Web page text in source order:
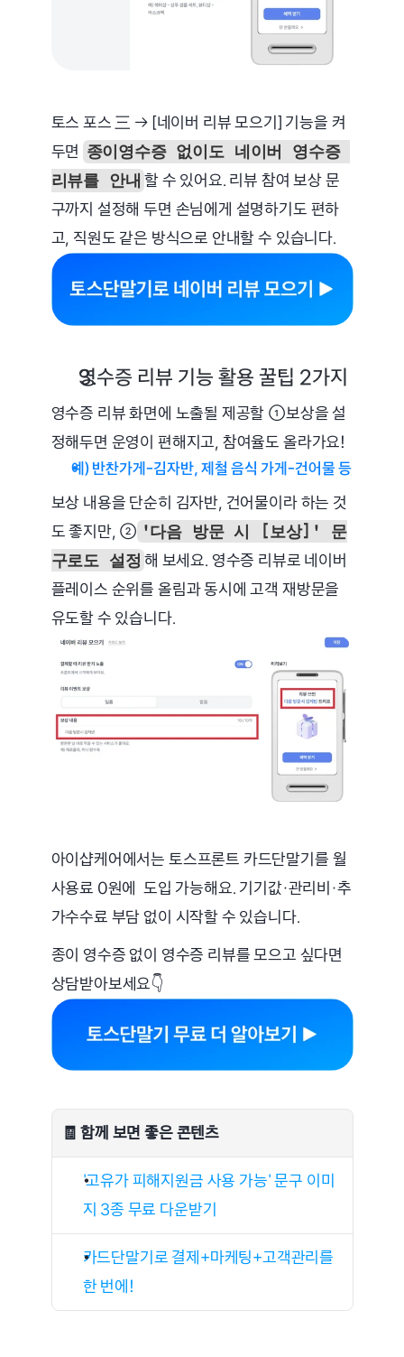
토스 포스 三 → [네이버 리뷰 모으기] 기능을 켜
두면 종이영수증 없이도 네이버 영수증
리뷰를 안내 할 수 있어요. 리뷰 참여 보상 문
구까지 설정해 두면 손님에게 설명하기도 편하
고, 직원도 같은 방식으로 안내할 수 있습니다.
영수증 리뷰 기능 활용 꿀팁 2가지
영수증 리뷰 화면에 노출될 제공할 ①보상을 설
정해두면 운영이 편해지고, 참여율도 올라가요!
예) 반찬가게-김자반, 제철 음식 가게-건어물 등
보상 내용을 단순히 김자반, 건어물이라 하는 것
도 좋지만, ② '다음 방문 시 [보상]' 문
구로도 설정 해 보세요. 영수증 리뷰로 네이버
플레이스 순위를 올림과 동시에 고객 재방문을
유도할 수 있습니다.
아이샵케어에서는 토스프론트 카드단말기를 월
사용료 0원에  도입 가능해요. 기기값·관리비·추
가수수료 부담 없이 시작할 수 있습니다.
종이 영수증 없이 영수증 리뷰를 모으고 싶다면
상담받아보세요👇
🧾 함께 보면 좋은 콘텐츠
'고유가 피해지원금 사용 가능' 문구 이미
지 3종 무료 다운받기
카드단말기로 결제+마케팅+고객관리를
한 번에!